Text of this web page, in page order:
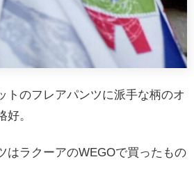
トのフレアパンツに派手な柄のオ
。
はラクーアのWEGOで買ったもの